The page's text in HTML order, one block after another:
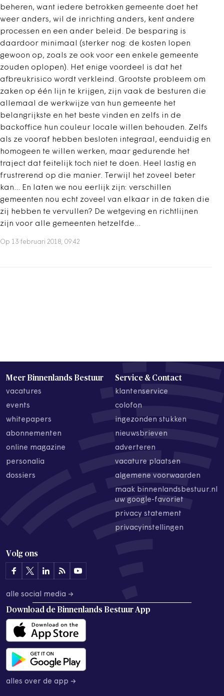
beheren, want iedere betrokken gemeente doet het
weer anders, wil de inrichting anders, kent andere
processen en een ander beleid. De besparing is
daardoor minimaal (sterker nog: de kosten lopen
gewoon op, zoals ze ook voor een enkele gemeente
zouden oplopen). Het enige voordeel is dat het
afbreukrisico wordt verkleind. Grootste probleem om
zaken op één lijn te krijgen, zijn vaak de besturen die
allemaal de werkwijze van hun gemeente het
belangrijkste en het beste vinden en zelfs in de
backoffice hun couleur locale willen behouden. Zelfs
als ze vooraf hebben besloten integraal, eenduidig en
homogeen te willen werken, maar gedurende het
traject dat feitelijk toch niet te doen. Heel lastig en
frustrerend op die manier. Terwijl het zoveel beter
kan... En laten we nou eerlijk zijn: verschillen
gemeenten nou echt zoveel van elkaar in de taken die
zij hebben te vervullen? De wetgeving en richtlijnen
zijn voor alle gemeenten hetzelfde...
Op 13 februari 2018, 09:42
Meer Binnenlands Bestuur
vacatures
events
whitepapers
abonnementen
online magazine
personalia
dossiers
Service & Contact
klantenservice
colofon
ingezonden stukken
nieuwsbrieven
adverteren
vacature plaatsen
algemene voorwaarden
maak binnenlandsbestuur.nl
uw google-favoriet
privacy statement
privacyinstellingen
Volg ons
alle social media →
Download de Binnenlands Bestuur App
alles over de app →